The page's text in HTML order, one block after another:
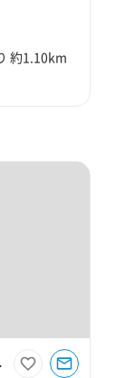
約1.10km
倉庫